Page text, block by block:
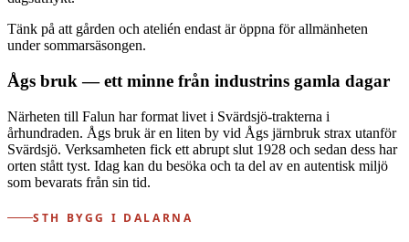
Tänk på att gården och atelién endast är öppna för allmänheten
under sommarsäsongen.
Ågs bruk — ett minne från industrins gamla dagar
Närheten till Falun har format livet i Svärdsjö-trakterna i
århundraden. Ågs bruk är en liten by vid Ågs järnbruk strax utanför
Svärdsjö. Verksamheten fick ett abrupt slut 1928 och sedan dess har
orten stått tyst. Idag kan du besöka och ta del av en autentisk miljö
som bevarats från sin tid.
STH BYGG I DALARNA